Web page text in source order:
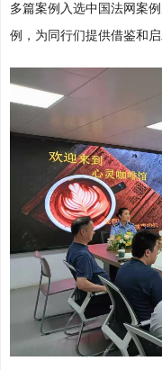
多篇案例入选中国法网案
例，为同行们提供借鉴和启